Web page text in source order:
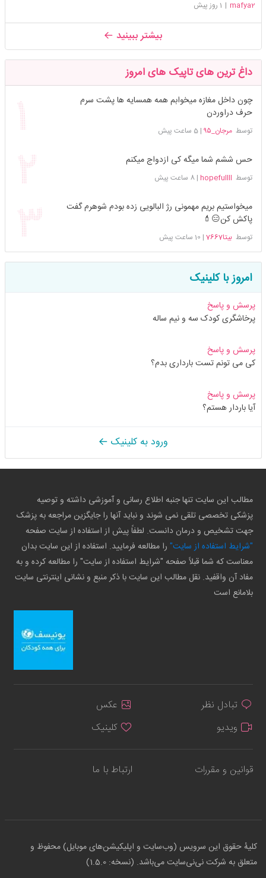
mafya2
| 1 روز پیش
بیشتر ببینید
داغ ترین های تاپیک های امروز
چون داخل مغازه میخوابم همه همسایه ها پشت سرم
حرف دراوردن
توسطمرجان_۹۵ |5 ساعت پیش
حس ششم شما میگه کی ازدواج میکنم
توسط hopefullll
|8 ساعت پیش
میخواستیم بریم مهمونی رژ البالویی زده بودم شوهرم گفت
پاکش کن😑💄
توسطبیتا7667 | 10 ساعت پیش
امروز با کلینیک
پرسش و پاسخ
پرخاشگری کودک سه و نیم ساله
پرسش و پاسخ
کی می تونم تست بارداری بدم؟
پرسش و پاسخ
آیا باردار هستم؟
ورود به کلینیک
مطالب این سایت تنها جنبه اطلاع رسانی و آموزشی داشته و توصیه
پزشکی تخصصی تلقی نمی شوند و نباید آنها را جایگزین مراجعه به پزشک
جهت تشخیص و درمان دانست. لطفاً پیش از استفاده از سایت صفحه
"شرایط استفاده از سایت" را مطالعه فرمایید. استفاده از این سایت بدان
معناست که شما قبلاً صفحه "شرایط استفاده از سایت" را مطالعه کرده و به
مفاد آن واقفید. نقل مطالب این سایت با ذکر منبع و نشانی اینترنتی سایت
بلامانع است
تبادل نظر
عکس
ویدیو
کلینیک
قوانین و مقررات ارتباط با ما
کلیهٔ حقوق این سرویس (وب‌سایت و اپلیکیشن‌های موبایل) محفوظ و
متعلق به شرکت نی‌نی‌سایت می‌باشد. (نسخه: 1.5.0)